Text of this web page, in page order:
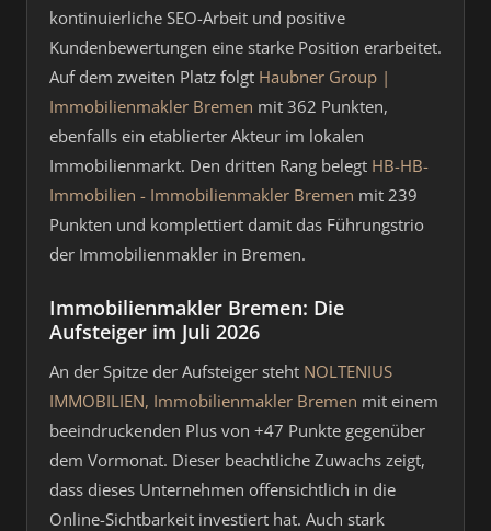
kontinuierliche SEO-Arbeit und positive
Kundenbewertungen eine starke Position erarbeitet.
Auf dem zweiten Platz folgt Haubner Group |
Immobilienmakler Bremen mit 362 Punkten,
ebenfalls ein etablierter Akteur im lokalen
Immobilienmarkt. Den dritten Rang belegt HB-HB-
Immobilien - Immobilienmakler Bremen mit 239
Punkten und komplettiert damit das Führungstrio
der Immobilienmakler in Bremen.
Immobilienmakler Bremen: Die
Aufsteiger im Juli 2026
An der Spitze der Aufsteiger steht NOLTENIUS
IMMOBILIEN, Immobilienmakler Bremen mit einem
beeindruckenden Plus von +47 Punkte gegenüber
dem Vormonat. Dieser beachtliche Zuwachs zeigt,
dass dieses Unternehmen offensichtlich in die
Online-Sichtbarkeit investiert hat. Auch stark